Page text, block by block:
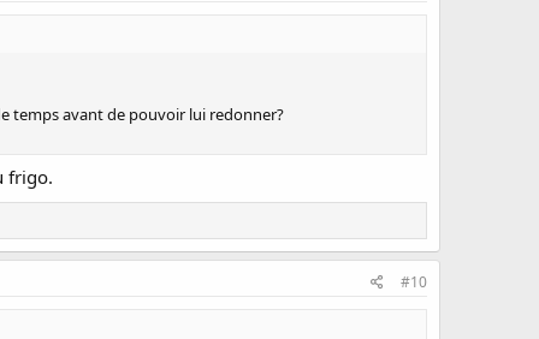
temps avant de pouvoir lui redonner?
frigo.
#10